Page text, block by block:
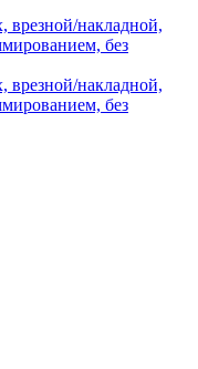
врезной/накладной,
без
врезной/накладной,
без